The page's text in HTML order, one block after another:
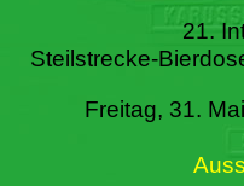
Literatur
Termine
21.
Steilstrecke-
Freitag, 31.